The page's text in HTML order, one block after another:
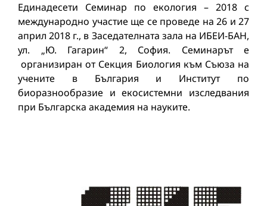
Единадесети Семинар по екология – 2018 с
международно участие ще се проведе на 26 и 27
април 2018 г., в Заседателната зала на ИБЕИ-БАН,
ул. „Ю. Гагарин“ 2, София. Семинарът е
организиран от Секция Биология към Съюза на
учените в България и Институт по
биоразнообразие и екосистемни изследвания
при Българска академия на науките.